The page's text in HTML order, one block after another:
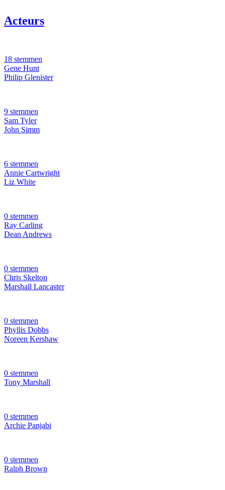
Acteurs
18 stemmen
Gene Hunt
Philip Glenister
9 stemmen
Sam Tyler
John Simm
6 stemmen
Annie Cartwright
Liz White
0 stemmen
Ray Carling
Dean Andrews
0 stemmen
Chris Skelton
Marshall Lancaster
0 stemmen
Phyllis Dobbs
Noreen Kershaw
0 stemmen
Tony Marshall
0 stemmen
Archie Panjabi
0 stemmen
Ralph Brown